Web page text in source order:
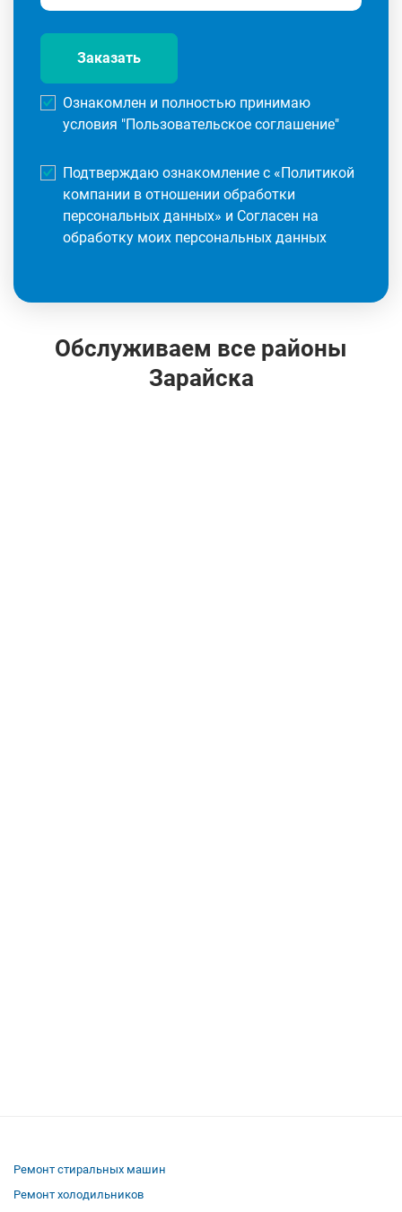
Заказать
Ознакомлен и полностью принимаю
условия "Пользовательское соглашение"
Подтверждаю ознакомление с «Политикой
компании в отношении обработки
персональных данных» и Согласен на
обработку моих персональных данных
Обслуживаем все районы
Зарайска
Ремонт стиральных машин
Ремонт холодильников